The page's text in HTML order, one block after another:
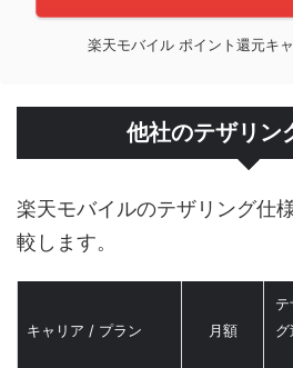
楽天モバイル ポイント還元キ
他社のテザリン
楽天モバイルのテザリング仕
較します。
キャリア / プラン 月額